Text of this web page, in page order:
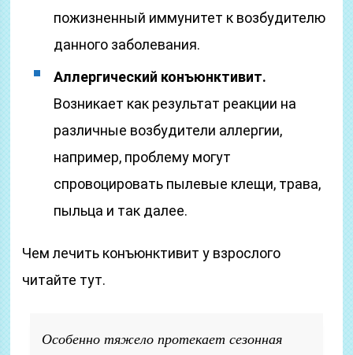
пожизненный иммунитет к возбудителю
данного заболевания.
Аллергический конъюнктивит.
Возникает как результат реакции на
различные возбудители аллергии,
например, проблему могут
спровоцировать пылевые клещи, трава,
пыльца и так далее.
Чем лечить конъюнктивит у взрослого
читайте тут.
Особенно тяжело протекает сезонная